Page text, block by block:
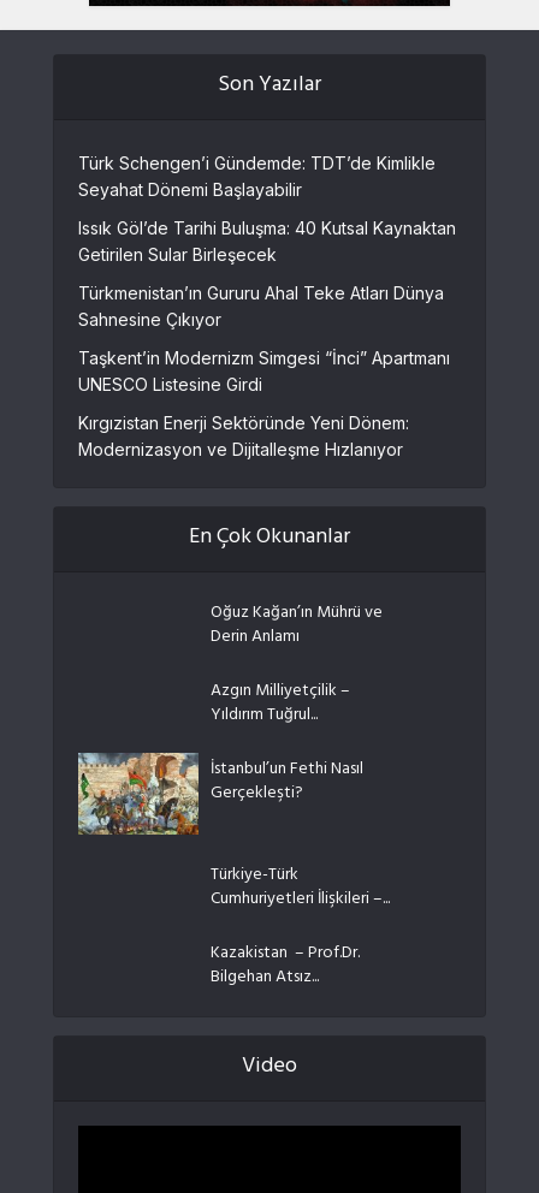
Son Yazılar
Türk Schengen’i Gündemde: TDT’de Kimlikle
Seyahat Dönemi Başlayabilir
Issık Göl’de Tarihi Buluşma: 40 Kutsal Kaynaktan
Getirilen Sular Birleşecek
Türkmenistan’ın Gururu Ahal Teke Atları Dünya
Sahnesine Çıkıyor
Taşkent’in Modernizm Simgesi “İnci” Apartmanı
UNESCO Listesine Girdi
Kırgızistan Enerji Sektöründe Yeni Dönem:
Modernizasyon ve Dijitalleşme Hızlanıyor
En Çok Okunanlar
Oğuz Kağan’ın Mührü ve
Derin Anlamı
Azgın Milliyetçilik –
Yıldırım Tuğrul...
İstanbul’un Fethi Nasıl
Gerçekleşti?
Türkiye-Türk
Cumhuriyetleri İlişkileri –...
Kazakistan – Prof.Dr.
Bilgehan Atsız...
Video